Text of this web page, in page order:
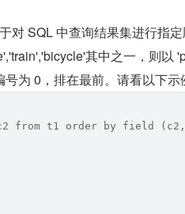
对 SQL 中查询结果集进行指
其中之一，则以
为 0，排在最前。请看以下示
c2 from t1 order by field